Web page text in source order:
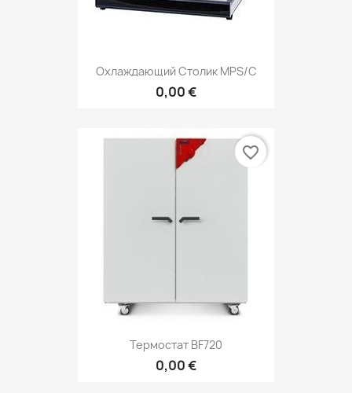
Охлаждающий Столик MPS/С
0,00 €
Термостат BF720
0,00 €
favorite_border